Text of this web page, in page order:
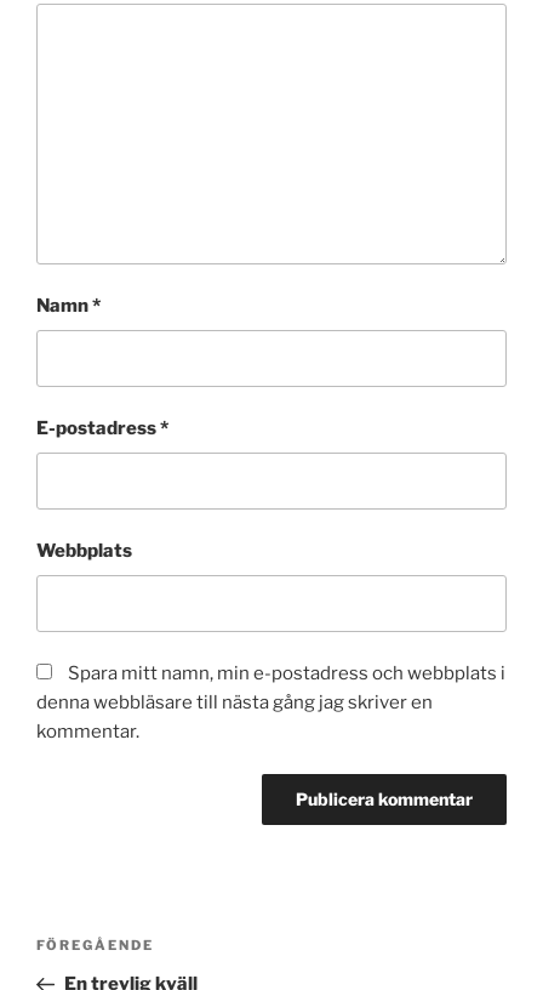
Namn*
E-postadress*
Webbplats
Spara mitt namn, min e-postadress och webbplats i
denna webbläsare till nästa gång jag skriver en
kommentar.
Inläggsnavigering
Föregående
inlägg
FÖREGÅENDE
En trevlig kväll